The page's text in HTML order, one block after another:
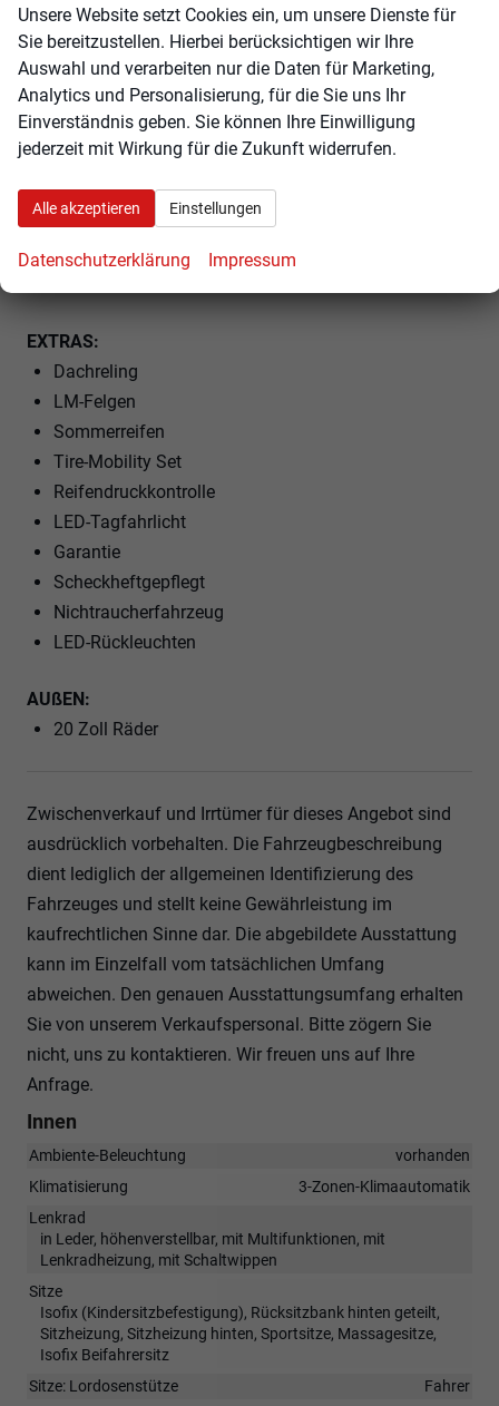
Vordersitze höhenverstellbar
Lendenwirbelstütze Fahrer und Beifahrer
Armlehnen vorne und hinten
ISOFIX am Beifahrersitz
Kindersitzvorbereitung (ISOFIX)
Rücksitzbank teilbar
Sportlenkrad
Lenkrad höhenverstellbar
Lenkradheizung
EXTRAS:
Dachreling
LM-Felgen
Sommerreifen
Tire-Mobility Set
Reifendruckkontrolle
LED-Tagfahrlicht
Garantie
Scheckheftgepflegt
Nichtraucherfahrzeug
LED-Rückleuchten
AUßEN:
20 Zoll Räder
Zwischenverkauf und Irrtümer für dieses Angebot sind
ausdrücklich vorbehalten. Die Fahrzeugbeschreibung
dient lediglich der allgemeinen Identifizierung des
Fahrzeuges und stellt keine Gewährleistung im
kaufrechtlichen Sinne dar. Die abgebildete Ausstattung
kann im Einzelfall vom tatsächlichen Umfang
abweichen. Den genauen Ausstattungsumfang erhalten
Sie von unserem Verkaufspersonal. Bitte zögern Sie
nicht, uns zu kontaktieren. Wir freuen uns auf Ihre
Anfrage.
Innen
Ambiente-Beleuchtung
vorhanden
Klimatisierung
3-Zonen-Klimaautomatik
Lenkrad
in Leder, höhenverstellbar, mit Multifunktionen, mit
Lenkradheizung, mit Schaltwippen
Sitze
Isofix (Kindersitzbefestigung), Rücksitzbank hinten geteilt,
Sitzheizung, Sitzheizung hinten, Sportsitze, Massagesitze,
Isofix Beifahrersitz
Sitze: Lordosenstütze
Fahrer
Unsere Website setzt Cookies ein, um unsere Dienste für
Sie bereitzustellen. Hierbei berücksichtigen wir Ihre
Auswahl und verarbeiten nur die Daten für Marketing,
Analytics und Personalisierung, für die Sie uns Ihr
Einverständnis geben. Sie können Ihre Einwilligung
jederzeit mit Wirkung für die Zukunft widerrufen.
Alle akzeptieren Einstellungen
Datenschutzerklärung Impressum